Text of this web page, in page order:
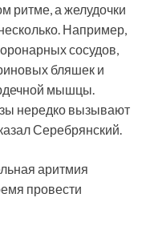
ритме, а желудочки
Например,
сосудов,
бляшек и
мышцы.
нередко вызывают
Серебрянский.
аритмия
провести